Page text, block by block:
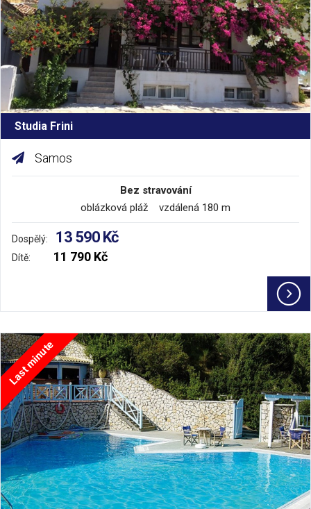
Studia Frini
Samos
Bez stravování
oblázková pláž vzdálená 180 m
Dospělý: 13 590 Kč
Dítě: 11 790 Kč
Last minute